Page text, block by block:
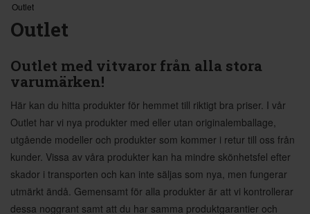
Outlet
Outlet
Outlet med vitvaror från alla stora
varumärken!
Här kan du hitta produkter för hemmet till riktigt bra priser. I vår
Outlet har vi nya produkter med eller utan originalemballage,
utgående modeller och produkter som kommer i retur till oss från
kunder. Vissa av våra produkter kan ha mindre skönhetsfel efter
skador i transporten och kan inte säljas som nya, men fungerar
utmärkt ändå. Gemensamt för alla produkter är att vi kontrollerar
dessa noggrant samt att du har samma produktgarantier och